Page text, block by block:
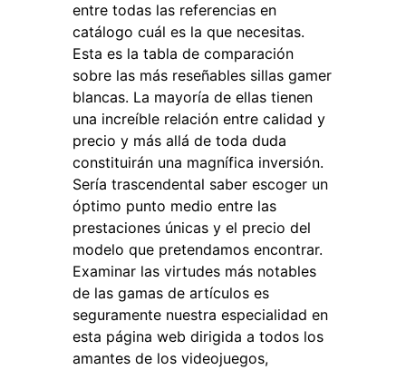
entre todas las referencias en
catálogo cuál es la que necesitas.
Esta es la tabla de comparación
sobre las más reseñables sillas gamer
blancas. La mayoría de ellas tienen
una increíble relación entre calidad y
precio y más allá de toda duda
constituirán una magnífica inversión.
Sería trascendental saber escoger un
óptimo punto medio entre las
prestaciones únicas y el precio del
modelo que pretendamos encontrar.
Examinar las virtudes más notables
de las gamas de artículos es
seguramente nuestra especialidad en
esta página web dirigida a todos los
amantes de los videojuegos,